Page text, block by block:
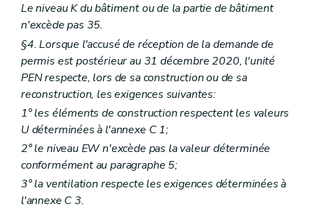
Le niveau K du bâtiment ou de la partie de bâtiment
n'excède pas 35.
§4. Lorsque l'accusé de réception de la demande de
permis est postérieur au 31 décembre 2020, l'unité
PEN respecte, lors de sa construction ou de sa
reconstruction, les exigences suivantes:
1° les éléments de construction respectent les valeurs
U déterminées à l'annexe C 1;
2° le niveau EW n'excède pas la valeur déterminée
conformément au paragraphe 5;
3° la ventilation respecte les exigences déterminées à
l'annexe C 3.